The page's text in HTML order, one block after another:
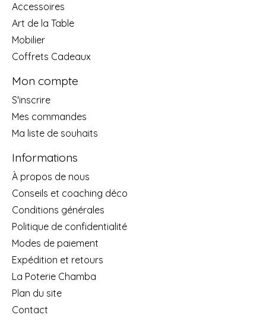
Accessoires
Art de la Table
Mobilier
Coffrets Cadeaux
Mon compte
S'inscrire
Mes commandes
Ma liste de souhaits
Informations
À propos de nous
Conseils et coaching déco
Conditions générales
Politique de confidentialité
Modes de paiement
Expédition et retours
La Poterie Chamba
Plan du site
Contact